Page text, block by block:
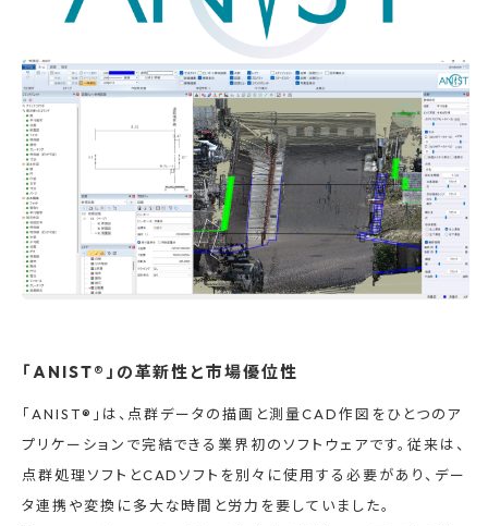
「ANIST®」の革新性と市場優位性
「ANIST®」は、点群データの描画と測量CAD作図をひとつのア
プリケーションで完結できる業界初のソフトウェアです。従来は、
点群処理ソフトとCADソフトを別々に使用する必要があり、デー
タ連携や変換に多大な時間と労力を要していました。